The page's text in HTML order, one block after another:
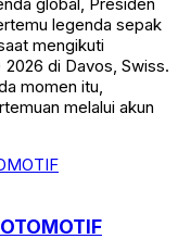
legenda sepak
mengikuti
di Davos, Swiss.
momen itu,
melalui akun